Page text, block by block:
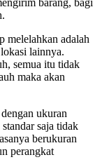
barang, bagi
melelahkan adalah
lainnya.
semua itu tidak
maka akan
ukuran
saja tidak
berukuran
perangkat